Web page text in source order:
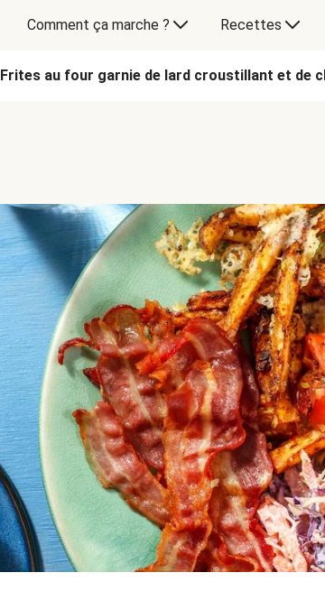
Comment ça marche ? Recettes
Frites au four garnie de lard croustillant et de